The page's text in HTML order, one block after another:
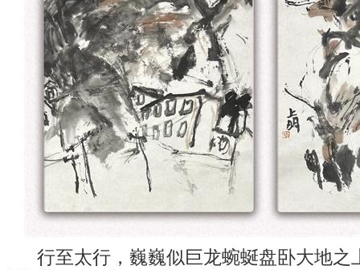
行至太行，巍巍似巨龙蜿蜒盘卧大地之